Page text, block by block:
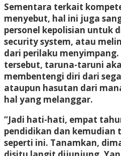
Sementara terkait
menyebut, hal ini juga
personel kepolisian untuk
security system, atau
dari perilaku
tersebut, taruna-taruni
membentengi diri dari
ataupun hasutan dari
hal yang melanggar.
“Jadi hati-hati, empat
pendidikan dan kemudian
seperti ini. Tanamkan,